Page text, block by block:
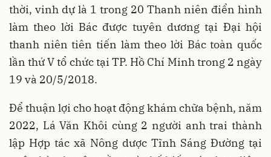
thời, vinh dự là 1 trong 20 Thanh niên điển hình
làm theo lời Bác được tuyên dương tại Đại hội
thanh niên tiên tiến làm theo lời Bác toàn quốc
lần thứ V tổ chức tại TP. Hồ Chí Minh trong 2 ngày
19 và 20/5/2018.
Để thuận lợi cho hoạt động khám chữa bệnh, năm
2022, Lá Văn Khôi cùng 2 người anh trai thành
lập Hợp tác xã Nông dược Tĩnh Sáng Đường tại